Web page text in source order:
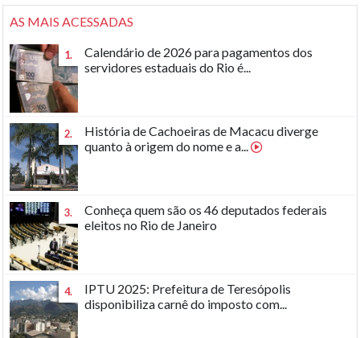
AS MAIS ACESSADAS
1.
Calendário de 2026 para pagamentos dos
servidores estaduais do Rio é...
2.
História de Cachoeiras de Macacu diverge
quanto à origem do nome e a...
3.
Conheça quem são os 46 deputados federais
eleitos no Rio de Janeiro
4.
IPTU 2025: Prefeitura de Teresópolis
disponibiliza carnê do imposto com...